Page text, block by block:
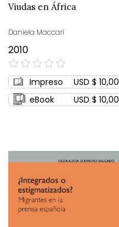
Viudas en África
Daniela Maccari
2010
0%
Impreso
USD $ 10,00
eBook
USD $ 10,00